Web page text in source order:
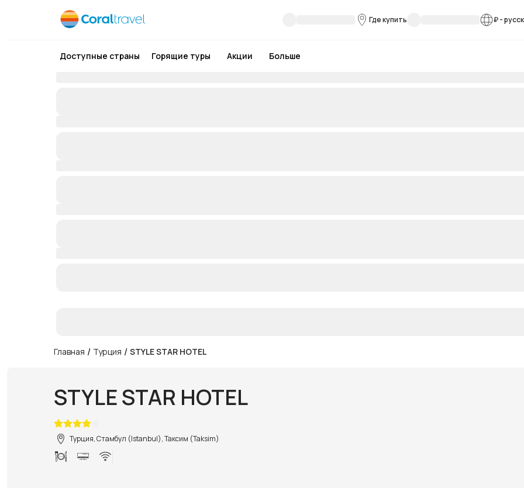
Где купить ₽-
Доступные страны Горящие туры Акции Больше
Главная / Турция / STYLE STAR HOTEL
STYLE STAR HOTEL
Турция, Стамбул (Istanbul), Таксим (Taksim)